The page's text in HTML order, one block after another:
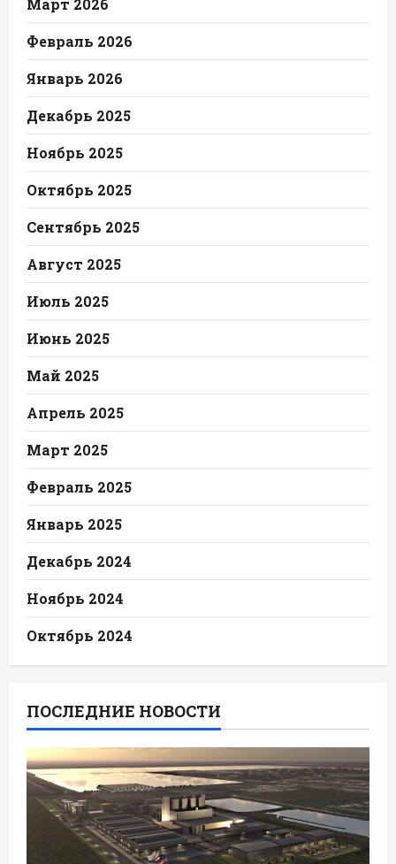
Март 2026
Февраль 2026
Январь 2026
Декабрь 2025
Ноябрь 2025
Октябрь 2025
Сентябрь 2025
Август 2025
Июль 2025
Июнь 2025
Май 2025
Апрель 2025
Март 2025
Февраль 2025
Январь 2025
Декабрь 2024
Ноябрь 2024
Октябрь 2024
ПОСЛЕДНИЕ НОВОСТИ